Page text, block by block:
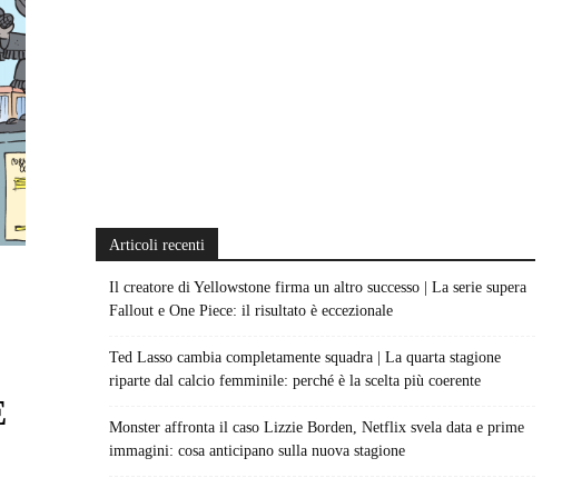
Articoli recenti
Il creatore di Yellowstone firma un altro successo | La serie supera
Fallout e One Piece: il risultato è eccezionale
Ted Lasso cambia completamente squadra | La quarta stagione
riparte dal calcio femminile: perché è la scelta più coerente
Monster affronta il caso Lizzie Borden, Netflix svela data e prime
immagini: cosa anticipano sulla nuova stagione